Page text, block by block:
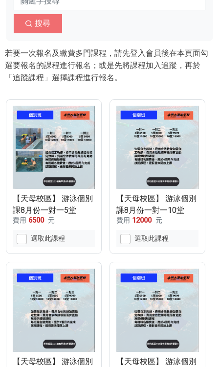
搜尋
若要一次報名及繳費多門課程，請先登入會員後在本頁面勾
選要報名的課程進行報名；或是先將課程加入追蹤，再於
「追蹤課程」選擇課程進行報名。
【天母校區】 游泳個別
課8月份一對一5堂
費用 6500 元
選取此課程
【天母校區】 游泳個別
課8月份一對一10堂
費用 12000 元
選取此課程
【天母校區】 游泳個別
【天母校區】 游泳個別